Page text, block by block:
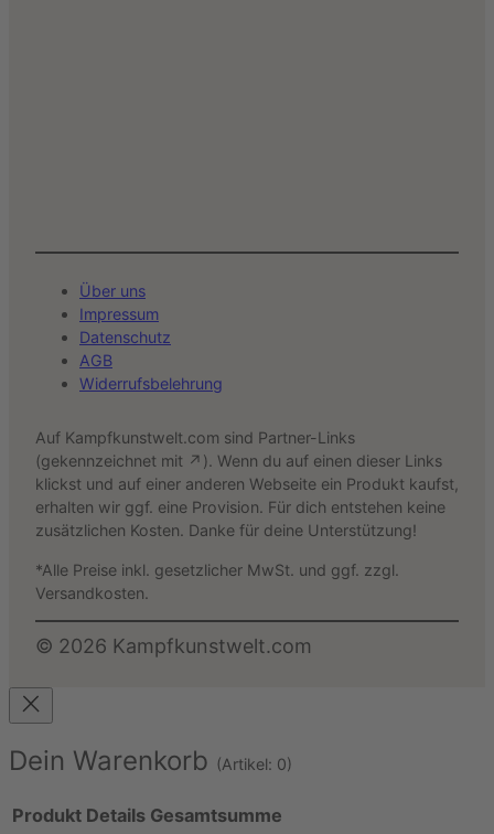
Über uns
Impressum
Datenschutz
AGB
Widerrufsbelehrung
Auf Kampfkunstwelt.com sind Partner-Links
(gekennzeichnet mit ↗). Wenn du auf einen dieser Links
klickst und auf einer anderen Webseite ein Produkt kaufst,
erhalten wir ggf. eine Provision. Für dich entstehen keine
zusätzlichen Kosten. Danke für deine Unterstützung!
*Alle Preise inkl. gesetzlicher MwSt. und ggf. zzgl.
Versandkosten.
© 2026 Kampfkunstwelt.com
Dein Warenkorb (Artikel: 0)
Produkt Details Gesamtsumme